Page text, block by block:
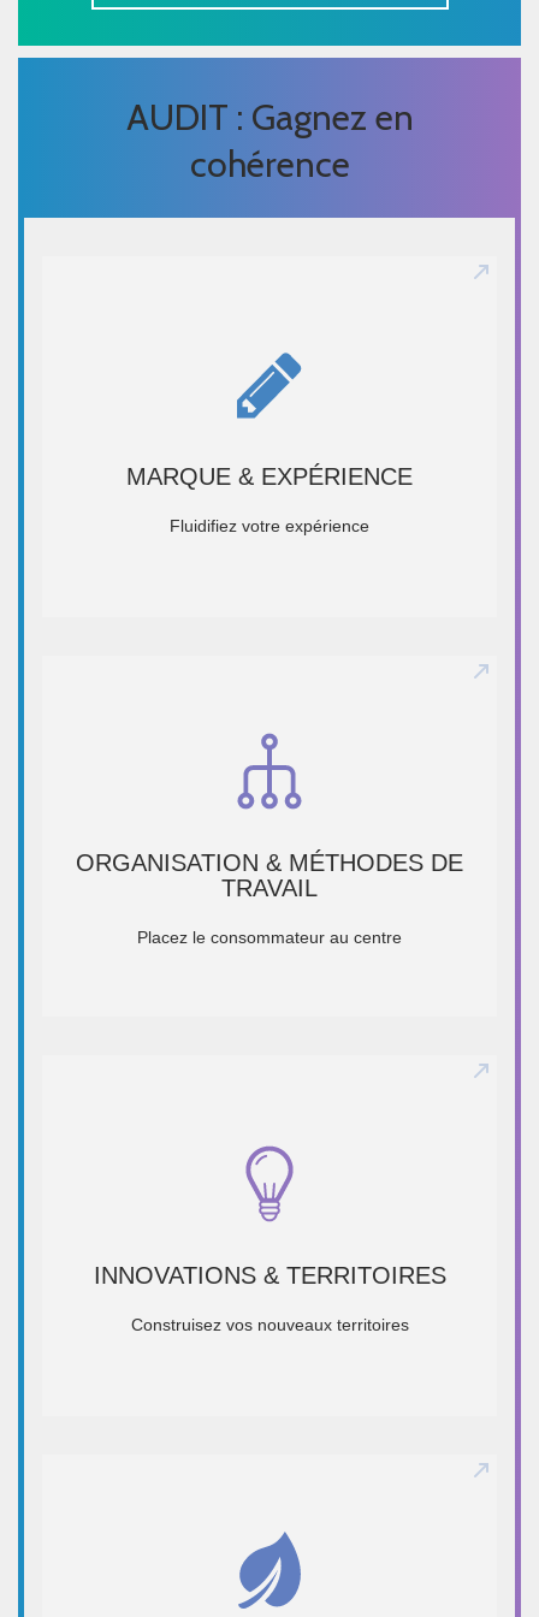
AUDIT : Gagnez en
cohérence
MARQUE & EXPÉRIENCE
Fluidifiez votre expérience
MARQUE & EXPÉRIENCE
Durée : 3 semaines
EN SAVOIR +
ORGANISATION & MÉTHODES DE
TRAVAIL
Placez le consommateur au centre
ORGANISATION & MÉTHODES DE
EN SAVOIR +
INNOVATIONS & TERRITOIRES
Construisez vos nouveaux territoires
INNOVATIONS & TERRITOIRES
Durée : 3 semaines
EN SAVOIR +
ÉCOSYSTÈME & NOUVEAUX